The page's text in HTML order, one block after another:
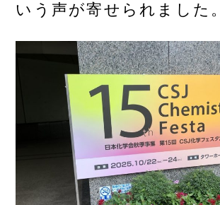
いう声が寄せられました。